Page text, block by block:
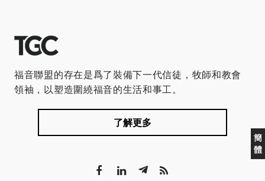
簡
體
福音聯盟的存在是爲了裝備下一代信徒，牧師和教會
領袖，以塑造圍繞福音的生活和事工。
了解更多